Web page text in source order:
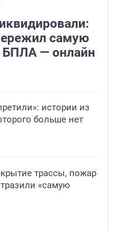
самую
БПЛА — онлайн
истории из
больше нет
трассы, пожар
«самую